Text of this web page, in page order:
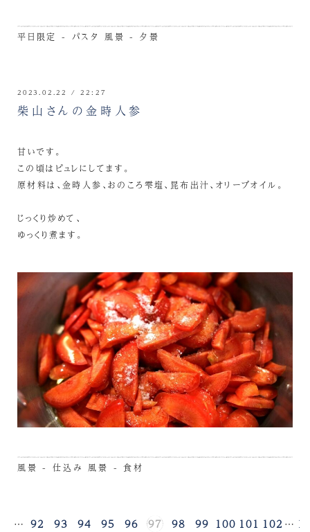
平日限定 - パスタ 風景 - 夕景
2023.02.22 / 22:27
柴山さんの金時人参
甘いです。
この頃はピュレにしてます。
原材料は、金時人参、おのころ雫塩、昆布出汁、オリーブオイル。
じっくり炒めて、
ゆっくり煮ます。
風景 - 仕込み 風景 - 食材
… 92 93 94 95 96 97 98 99 100 101 102…